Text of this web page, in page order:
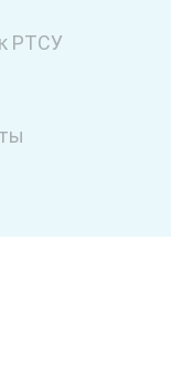
РТСУ